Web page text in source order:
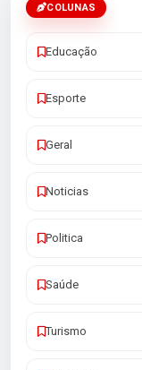
COLUNAS
Educação
Esporte
Geral
Noticias
Politica
Saúde
Turismo